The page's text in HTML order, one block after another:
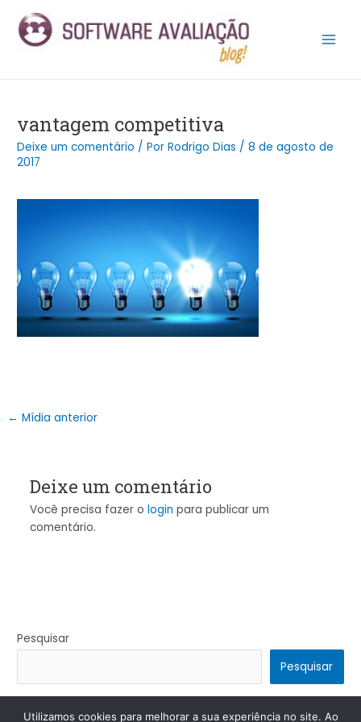
para
vantagem competitiva
Deixe um comentário / PorRodrigo Dias /8 de agosto de
2017
navigation
← Mídia anterior
Deixe um comentário
Você precisa fazer o login para publicar um
comentário.
Pesquisar
Pesquisar
Utilizamos cookies para melhorar a sua experiência no site. Ao